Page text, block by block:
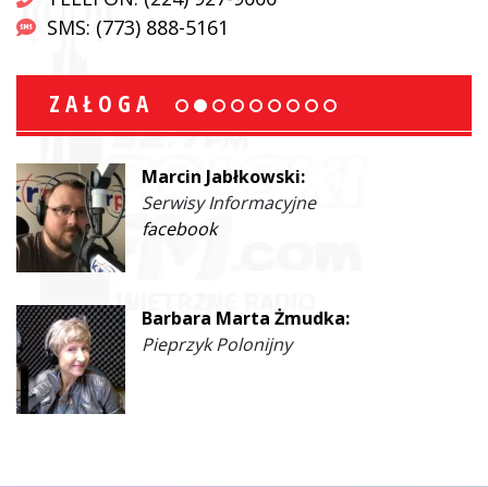
SMS: (773) 888-5161
ZAŁOGA
Beata Kociołek:
Serwisy informacyjne
Ewa Malinowski:
Współprowadząca